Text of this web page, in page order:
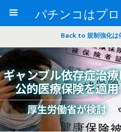
Back to 規制強化は